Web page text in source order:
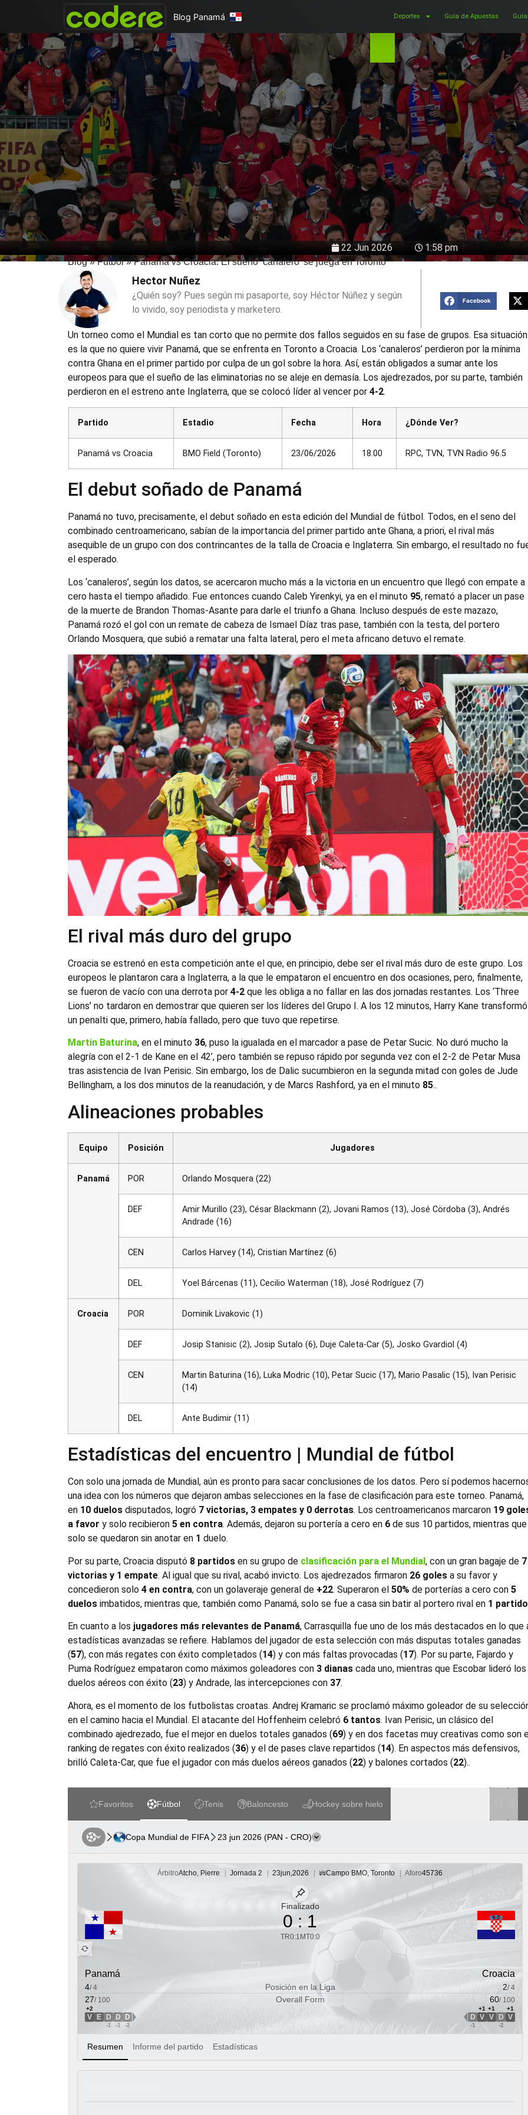
Blog Panamá Deportes Guía de Apuestas
22 Jun 2026 1:58 pm
Blog»Fútbol»Panamá vs Croacia: El sueño ‘canalero’ se juega en Toronto
Hector Nuñez
¿Quién soy? Pues según mi pasaporte, soy Héctor Núñez y según
lo vivido, soy periodista y marketero.
Facebook
Un torneo como el Mundial es tan corto que no permite dos fallos seguidos en su fase de grupos. Esa situación
es la que no quiere vivir Panamá, que se enfrenta en Toronto a Croacia. Los ‘canaleros’ perdieron por la mínima
contra Ghana en el primer partido por culpa de un gol sobre la hora. Así, están obligados a sumar ante los
europeos para que el sueño de las eliminatorias no se aleje en demasía. Los ajedrezados, por su parte, también
perdieron en el estreno ante Inglaterra, que se colocó líder al vencer por4-2.
Partido Estadio Fecha Hora ¿Dónde Ver?
Panamá vs Croacia BMO Field (Toronto) 23/06/2026 18.00 RPC, TVN, TVN Radio 96.5
El debut soñado de Panamá
Panamá no tuvo, precisamente, el debut soñado en esta edición del Mundial de fútbol. Todos, en el seno del
combinado centroamericano, sabían de la importancia del primer partido ante Ghana, a priori, el rival más
asequible de un grupo con dos contrincantes de la talla de Croacia e Inglaterra. Sin embargo, el resultado no
el esperado.
Los ‘canaleros’, según los datos, se acercaron mucho más a la victoria en un encuentro que llegó con empate a
cero hasta el tiempo añadido. Fue entonces cuando Caleb Yirenkyi, ya en el minuto 95, remató a placer un pase
de la muerte de Brandon Thomas-Asante para darle el triunfo a Ghana. Incluso después de este mazazo,
Panamá rozó el gol con un remate de cabeza de Ismael Díaz tras pase, también con la testa, del portero
Orlando Mosquera, que subió a rematar una falta lateral, pero el meta africano detuvo el remate.
El rival más duro del grupo
Croacia se estrenó en esta competición ante el que, en principio, debe ser el rival más duro de este grupo. Los
europeos le plantaron cara a Inglaterra, a la que le empataron el encuentro en dos ocasiones, pero, finalmente,
se fueron de vacío con una derrota por4-2 que les obliga a no fallar en las dos jornadas restantes. Los ‘Three
Lions’ no tardaron en demostrar que quieren ser los líderes del Grupo I. A los 12 minutos, Harry Kane transformó
un penalti que, primero, había fallado, pero que tuvo que repetirse.
Martin Baturina, en el minuto 36, puso la igualada en el marcador a pase de Petar Sucic. No duró mucho la
alegría con el 2-1 de Kane en el 42’, pero también se repuso rápido por segunda vez con el 2-2 de Petar Musa
tras asistencia de Ivan Perisic. Sin embargo, los de Dalic sucumbieron en la segunda mitad con goles de Jude
Bellingham, a los dos minutos de la reanudación, y de Marcs Rashford, ya en el minuto 85..
Alineaciones probables
Equipo Posición Jugadores
Panamá POR Orlando Mosquera (22)
DEF
Amir Murillo (23), César Blackmann (2), Jovani Ramos (13), José Cördoba (3), Andrés
Andrade (16)
CEN Carlos Harvey (14), Cristian Martínez (6)
DEL Yoel Bárcenas (11), Cecilio Waterman (18), José Rodríguez (7)
Croacia POR Dominik Livakovic (1)
DEF Josip Stanisic (2), Josip Sutalo (6), Duje Caleta-Car (5), Josko Gvardiol (4)
CEN
Martin Baturina (16), Luka Modric (10), Petar Sucic (17), Mario Pasalic (15), Ivan Perisic
(14)
DEL Ante Budimir (11)
Estadísticas del encuentro | Mundial de fútbol
Con solo una jornada de Mundial, aún es pronto para sacar conclusiones de los datos. Pero sí podemos
una idea con los números que dejaron ambas selecciones en la fase de clasificación para este torneo. Panamá,
en 10 duelos disputados, logró 7 victorias, 3 empates y 0 derrotas. Los centroamericanos marcaron 19
a favor y solo recibieron5 en contra. Además, dejaron su portería a cero en 6 de sus 10 partidos, mientras que
solo se quedaron sin anotar en 1 duelo.
Por su parte, Croacia disputó 8 partidos en su grupo de clasificación para el Mundial, con un gran bagaje de 7
victorias y 1 empate. Al igual que su rival, acabó invicto. Los ajedrezados firmaron 26 goles a su favor y
concedieron solo4 en contra, con un golaveraje general de +22. Superaron el50% de porterías a cero con5
duelos imbatidos, mientras que, también como Panamá, solo se fue a casa sin batir al portero rival en 1 partido
En cuanto a los jugadores más relevantes de Panamá, Carrasquilla fue uno de los más destacados en lo que
estadísticas avanzadas se refiere. Hablamos del jugador de esta selección con más disputas totales ganadas
(57), con más regates con éxito completados (14) y con más faltas provocadas (17). Por su parte, Fajardo y
Puma Rodríguez empataron como máximos goleadores con 3 dianas cada uno, mientras que Escobar lideró los
duelos aéreos con éxito (23) y Andrade, las intercepciones con 37.
Ahora, es el momento de los futbolistas croatas. Andrej Kramaric se proclamó máximo goleador de su
en el camino hacia el Mundial. El atacante del Hoffenheim celebró 6 tantos. Ivan Perisic, un clásico del
combinado ajedrezado, fue el mejor en duelos totales ganados (69) y en dos facetas muy creativas como son
ranking de regates con éxito realizados (36) y el de pases clave repartidos (14). En aspectos más defensivos,
brilló Caleta-Car, que fue el jugador con más duelos aéreos ganados (22) y balones cortados (22)..